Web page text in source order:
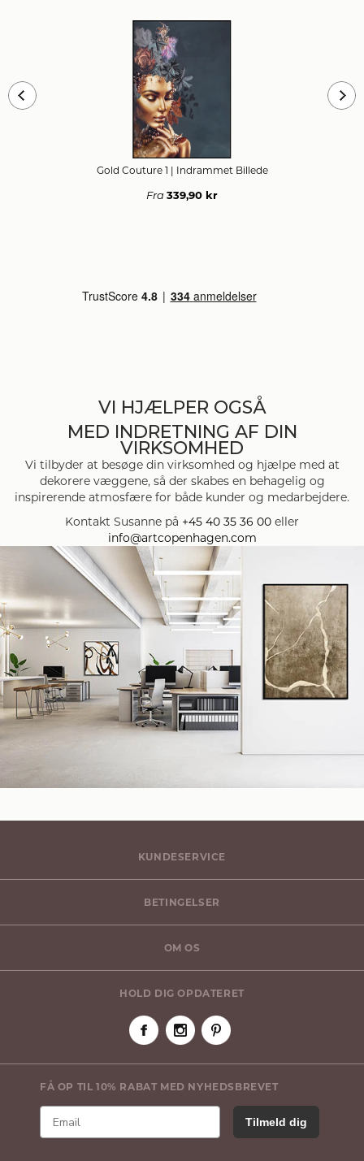
Gold Couture 1 | Indrammet Billede
Fra 339,90 kr
VI HJÆLPER OGSÅ
MED INDRETNING AF DIN
VIRKSOMHED
Vi tilbyder at besøge din virksomhed og hjælpe med at
dekorere væggene, så der skabes en behagelig og
inspirerende atmosfære for både kunder og medarbejdere.
Kontakt Susanne på +45 40 35 36 00 eller
info@artcopenhagen.com
KUNDESERVICE
BETINGELSER
OM OS
HOLD DIG OPDATERET
FÅ OP TIL 10% RABAT MED NYHEDSBREVET
Tilmeld dig